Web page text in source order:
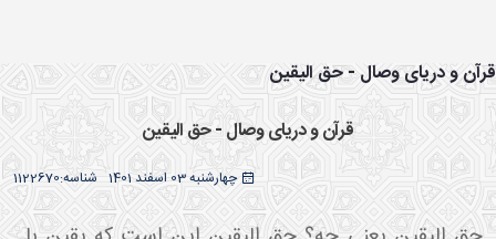
موضوعی - سایت استاد مرتضی جوادی آملی
و دریای وصال - حق الیقین
قرآن و دریای وصال - حق الیقین
چهارشنبه 03 اسفند 1401 1122670شناسه: